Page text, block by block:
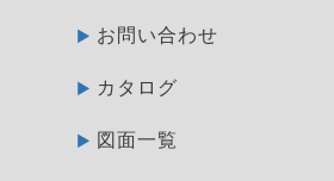
お問い合わせ
カタログ
図面一覧